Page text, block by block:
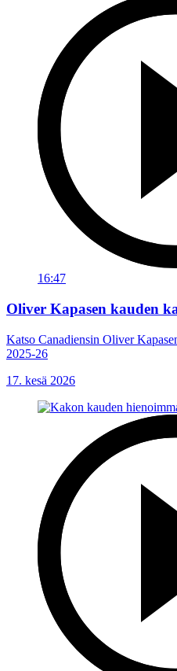
16:47
Oliver Kapasen kauden
Katso Canadiensin Oliver
2025-26
17. kesä 2026